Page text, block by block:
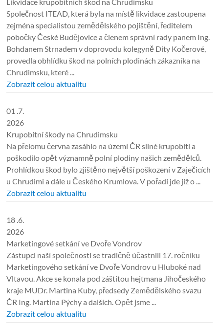
Společnost ITEAD, která byla na místě likvidace zastoupena
zejména specialistou zemědělského pojištění, ředitelem
pobočky České Budějovice a členem správní rady panem Ing.
Bohdanem Strnadem v doprovodu kolegyně Dity Kočerové,
provedla obhlídku škod na polních plodinách zákazníka na
Chrudimsku, které ...
Zobrazit celou aktualitu
01 .7.
2026
Krupobitní škody na Chrudimsku
Na přelomu června zasáhlo na území ČR silné krupobití a
poškodilo opět významně polní plodiny našich zemědělců.
Prohlídkou škod bylo zjištěno největší poškození v Zaječicích
u Chrudimi a dále u Českého Krumlova. V pořadí jde již o ...
Zobrazit celou aktualitu
18 .6.
2026
Marketingové setkání ve Dvoře Vondrov
Zástupci naší společnosti se tradičně účastnili 17. ročníku
Marketingového setkání ve Dvoře Vondrov u Hluboké nad
Vltavou. Akce se konala pod záštitou hejtmana Jihočeského
kraje MUDr. Martina Kuby, předsedy Zemědělského svazu
ČR Ing. Martina Pýchy a dalších. Opět jsme ...
Zobrazit celou aktualitu